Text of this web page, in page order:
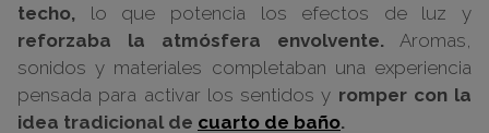
techo, lo que potencia los efectos de luz y
reforzaba la atmósfera envolvente. Aromas,
sonidos y materiales completaban una experiencia
pensada para activar los sentidos y romper con la
idea tradicional de cuarto de baño.